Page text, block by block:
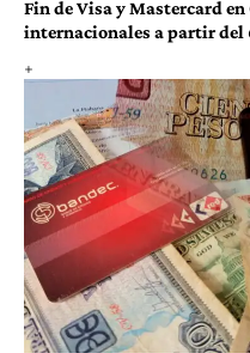
Fin de Visa y Mastercard
internacionales a partir del